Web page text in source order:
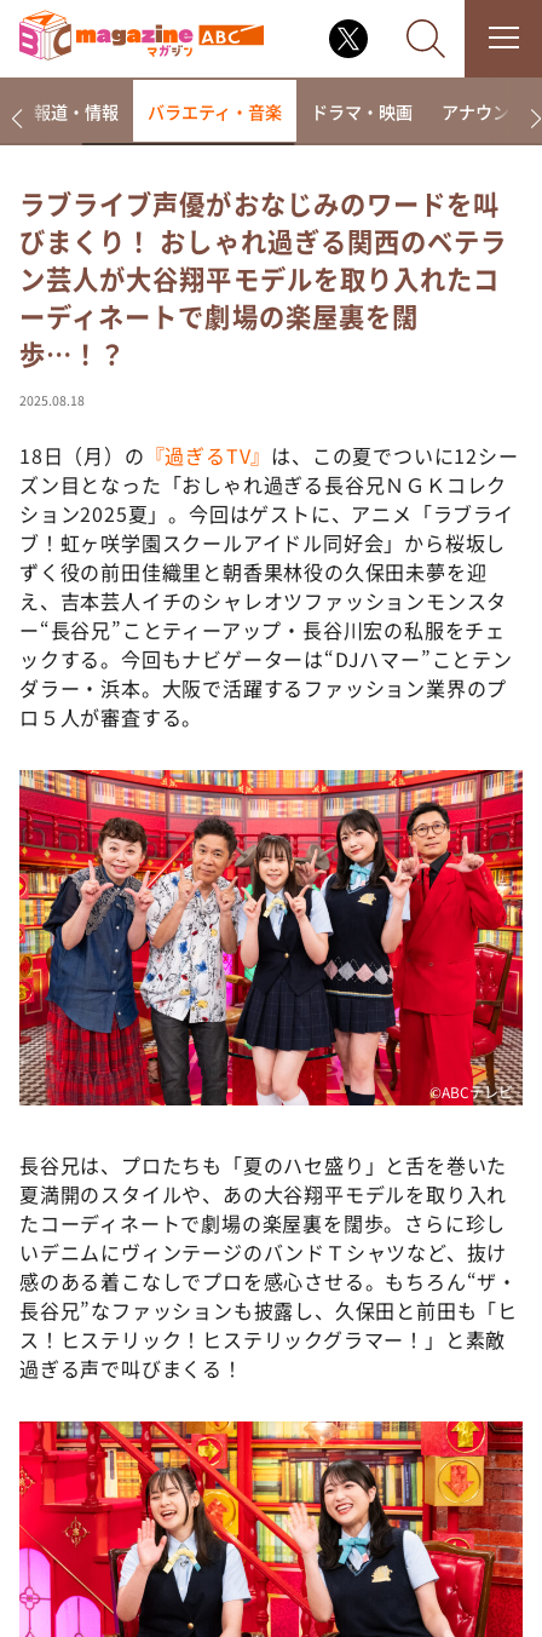
なるみ・岡村の過ぎるTV
相席食堂
これ余談なんですけど・・・
～人生密着トークバラエティ！～ やすとものいたっ
て真剣です
news おかえり
河合＆A.B.C-Z塚田×福井アナ「なんでやねん！？」
（news おかえり）
DAIGOも台所 ～きょうの献立 何にする？～
本日はダイアンなり！シーズン２
朝だ！生です旅サラダ
教えて！ニュースライブ 正義のミカタ
ＬＩＦＥ～夢のカタチ～
ポツンと一軒家
ザキ山小屋本館
ぺこぱのまるスポ
アナ回覧板
報道・情報 バラエティ・音楽 ドラマ・映画 アナウンサー
ラブライブ声優がおなじみのワードを叫
びまくり！ おしゃれ過ぎる関西のベテラ
ン芸人が大谷翔平モデルを取り入れたコ
ーディネートで劇場の楽屋裏を闊
歩…！？
2025.08.18
18日（月）の 『過ぎるTV』 は、この夏でついに12シー
ズン目となった「おしゃれ過ぎる長谷兄ＮＧＫコレク
ション2025夏」。今回はゲストに、アニメ「ラブライ
ブ！虹ヶ咲学園スクールアイドル同好会」から桜坂し
ずく役の前田佳織里と朝香果林役の久保田未夢を迎
え、吉本芸人イチのシャレオツファッションモンスタ
ー“長谷兄”ことティーアップ・長谷川宏の私服をチェ
ックする。今回もナビゲーターは“DJハマー”ことテン
ダラー・浜本。大阪で活躍するファッション業界のプ
ロ５人が審査する。
©ABCテレビ
長谷兄は、プロたちも「夏のハセ盛り」と舌を巻いた
夏満開のスタイルや、あの大谷翔平モデルを取り入れ
たコーディネートで劇場の楽屋裏を闊歩。さらに珍し
いデニムにヴィンテージのバンドＴシャツなど、抜け
感のある着こなしでプロを感心させる。もちろん“ザ・
長谷兄”なファッションも披露し、久保田と前田も「ヒ
ス！ヒステリック！ヒステリックグラマー！」と素敵
過ぎる声で叫びまくる！